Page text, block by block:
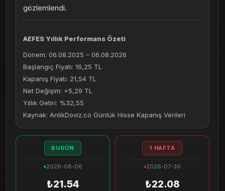
gözlemlendi.
AEFES Yıllık Performans Özeti
Dönem: 06.08.2025 – 06.08.2026
Başlangıç Fiyatı: 16,25 TL
Kapanış Fiyatı: 21,54 TL
Net Değişim: +5,29 TL
Yıllık Getiri: %32,55
Kaynak: AnlikDoviz.co Günlük Hisse Kapanış Verileri
BUGÜN
2026-08-06
₺21.54
1 HAFTA
2026-07-30
₺22.08